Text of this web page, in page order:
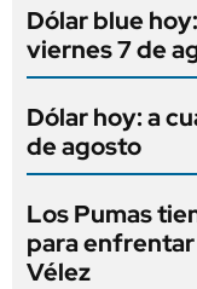
Dólar blue
viernes 7 de
Dólar hoy: a
de agosto
Los Pumas
para enfrentar
Vélez